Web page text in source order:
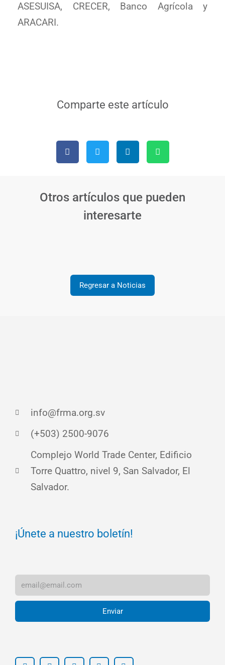
ASESUISA, CRECER, Banco Agrícola y
ARACARI.
Comparte este artículo
Otros artículos que pueden
interesarte
Regresar a Noticias
info@frma.org.sv
(+503) 2500-9076
Complejo World Trade Center, Edificio
Torre Quattro, nivel 9, San Salvador, El
Salvador.
¡Únete a nuestro boletín!
Enviar